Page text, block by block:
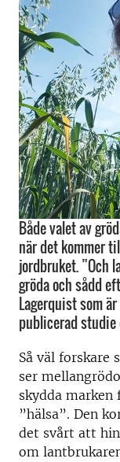
Både valet av
när det kommer
jordbruket. ”Och
gröda och sådd
Lagerquist som
publicerad studie
Så väl forskare
ser
skydda marken
”hälsa”. Den
det svårt att
om